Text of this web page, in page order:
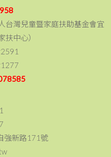
台灣兒童暨家庭扶助基金會宜
扶中心）
強新路171號